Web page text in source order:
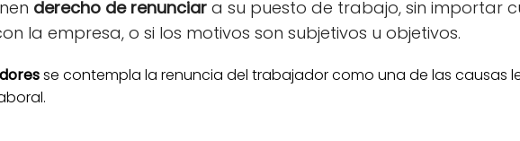
derecho de renunciar a su puesto de trabajo, sin importar
la empresa, o si los motivos son subjetivos u objetivos.
se contempla la renuncia del trabajador como una de las causas